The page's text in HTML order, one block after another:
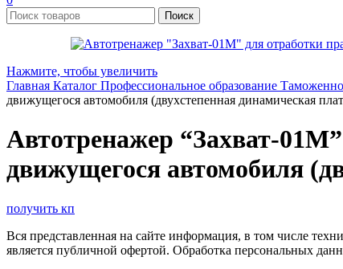
Поиск
Нажмите, чтобы увеличить
Главная Каталог Профессиональное образование
движущегося автомобиля (двухстепенная динамическая
Автотренажер “Захват-
движущегося автомобиля
получить кп
Вся представленная на сайте информация, в том числе
является публичной офертой. Обработка персональных